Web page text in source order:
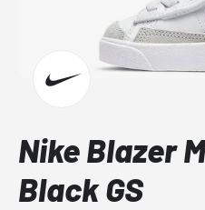
Nike Blazer
Black GS